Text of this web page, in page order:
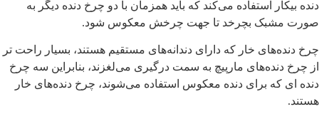
بیکار استفاده می‌کند که باید همزمان با دو چرخ دنده دیگر به
مشبک بچرخد تا جهت چرخش معکوس شود.
دنده‌های خار که دارای دندانه‌های مستقیم هستند، بسیار راحت تر
چرخ دنده‌های مارپیچ به سمت درگیری می‌لغزند، بنابراین سه چرخ
ای که برای دنده معکوس استفاده می‌شوند، چرخ دنده‌های خار